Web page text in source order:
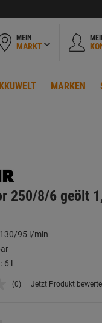
MEIN
MARKT
MARKEN
250/8/6 geölt
95 l/min
6 l
Kein
(0) Jetzt Produkt